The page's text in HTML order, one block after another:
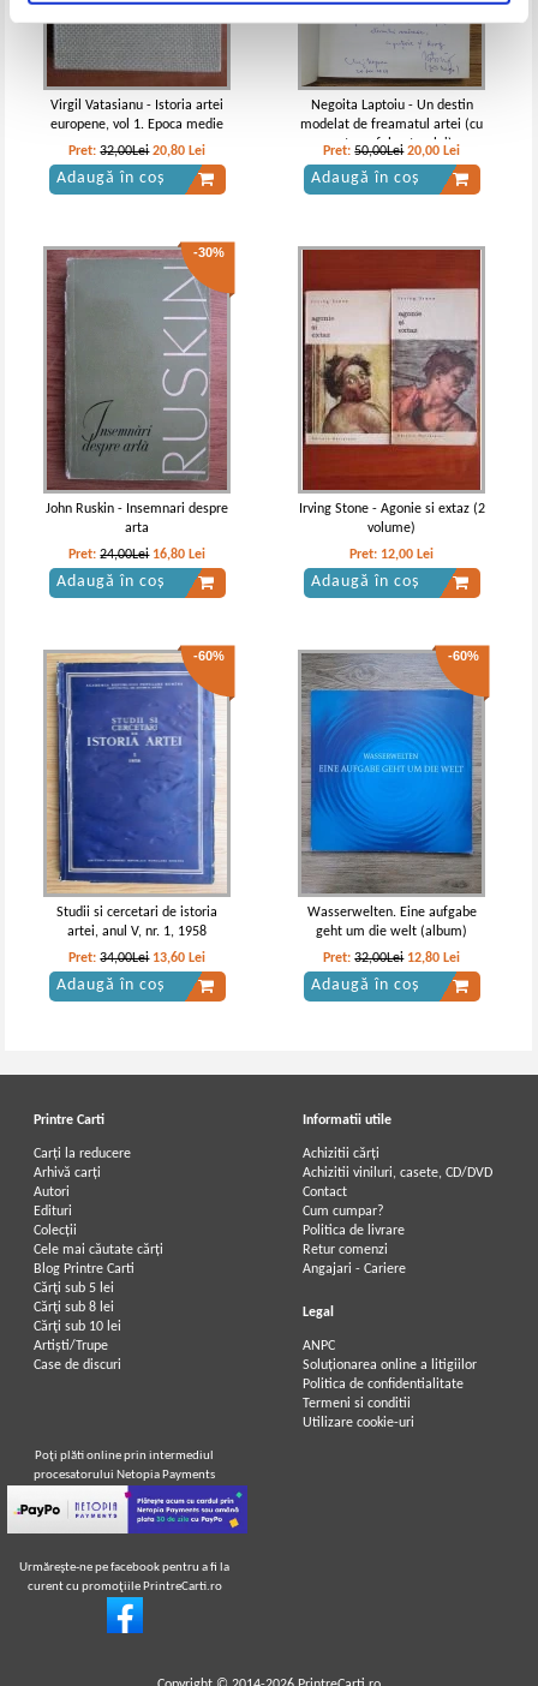
Virgil Vatasianu - Istoria artei
europene, vol 1. Epoca medie
Pret:32,00Lei 20,80 Lei
Adaugă în coș
Negoita Laptoiu - Un destin
modelat de freamatul artei (cu
autograful autorului)
Pret:50,00Lei 20,00 Lei
Adaugă în coș
-30%
John Ruskin - Insemnari despre
arta
Pret:24,00Lei 16,80 Lei
Adaugă în coș
Irving Stone - Agonie si extaz (2
volume)
Pret: 12,00 Lei
Adaugă în coș
-60%
Studii si cercetari de istoria
artei, anul V, nr. 1, 1958
Pret:34,00Lei 13,60 Lei
Adaugă în coș
-60%
Wasserwelten. Eine aufgabe
geht um die welt (album)
Pret:32,00Lei 12,80 Lei
Adaugă în coș
Printre Carti
Carți la reducere
Arhivă carți
Autori
Edituri
Colecții
Cele mai căutate cărți
Blog Printre Carti
Cărţi sub 5 lei
Cărţi sub 8 lei
Cărţi sub 10 lei
Artiști/Trupe
Case de discuri
Informatii utile
Achizitii cărți
Achizitii viniluri, casete, CD/DVD
Contact
Cum cumpar?
Politica de livrare
Retur comenzi
Angajari - Cariere
Legal
ANPC
Soluționarea online a litigiilor
Politica de confidentialitate
Termeni si conditii
Utilizare cookie-uri
Poţi plăti online prin intermediul
procesatorului Netopia Payments
Urmăreşte-ne pe facebook pentru a fi la
curent cu promoţiile PrintreCarti.ro